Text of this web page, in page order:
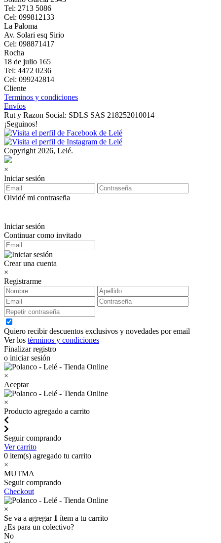
Tel: 2713 5086
Cel: 099812133
La Paloma
Av. Solari esq Sirio
Cel: 098871417
Rocha
18 de julio 165
Tel: 4472 0236
Cel: 099242814
Cliente
Terminos y condiciones
Envíos
Rut y Razon Social: SDLS SAS 218252010014
¡Seguinos!
Copyright 2026, Lelé.
×
Iniciar sesión
Olvidé mi contraseña
Iniciar sesión
Continuar como invitado
Crear una cuenta
×
Registrarme
Quiero recibir descuentos exclusivos y novedades por email
Ver los términos y condiciones
Finalizar registro
o iniciar sesión
×
Aceptar
×
Producto agregado a carrito
Seguir comprando
Ver carrito
0 item(s) agregado tu carrito
×
MUTMA
Seguir comprando
Checkout
×
Se va a agregar 1 ítem a tu carrito
¿Es para un colectivo?
No